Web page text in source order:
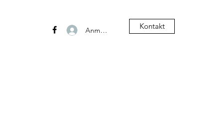
Anmelden Kontakt